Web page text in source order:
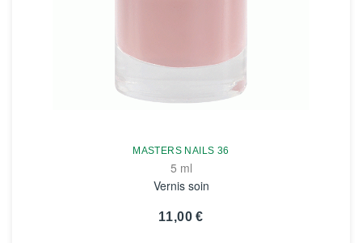
MASTERS NAILS 36
5 ml
Vernis soin
11,00 €